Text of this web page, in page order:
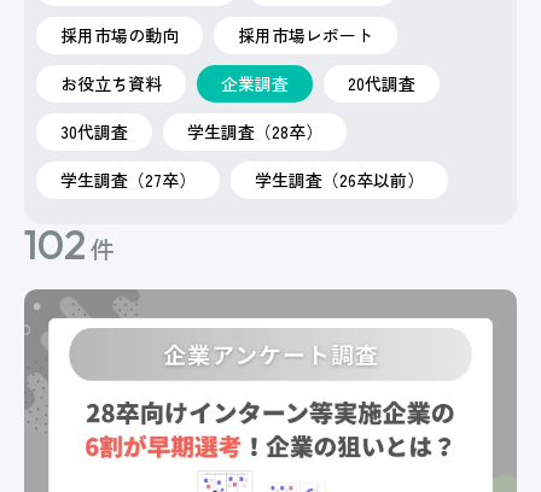
採用市場の動向
採用市場レポート
お役立ち資料
企業調査
20代調査
30代調査
学生調査（28卒）
学生調査（27卒）
学生調査（26卒以前）
102件